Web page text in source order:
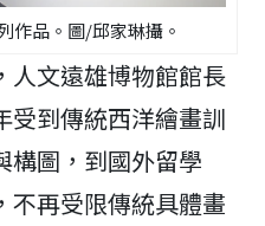
作品。圖/邱家琳攝。
人文遠雄博物館館長
受到傳統西洋繪畫訓
構圖，到國外留學
不再受限傳統具體畫